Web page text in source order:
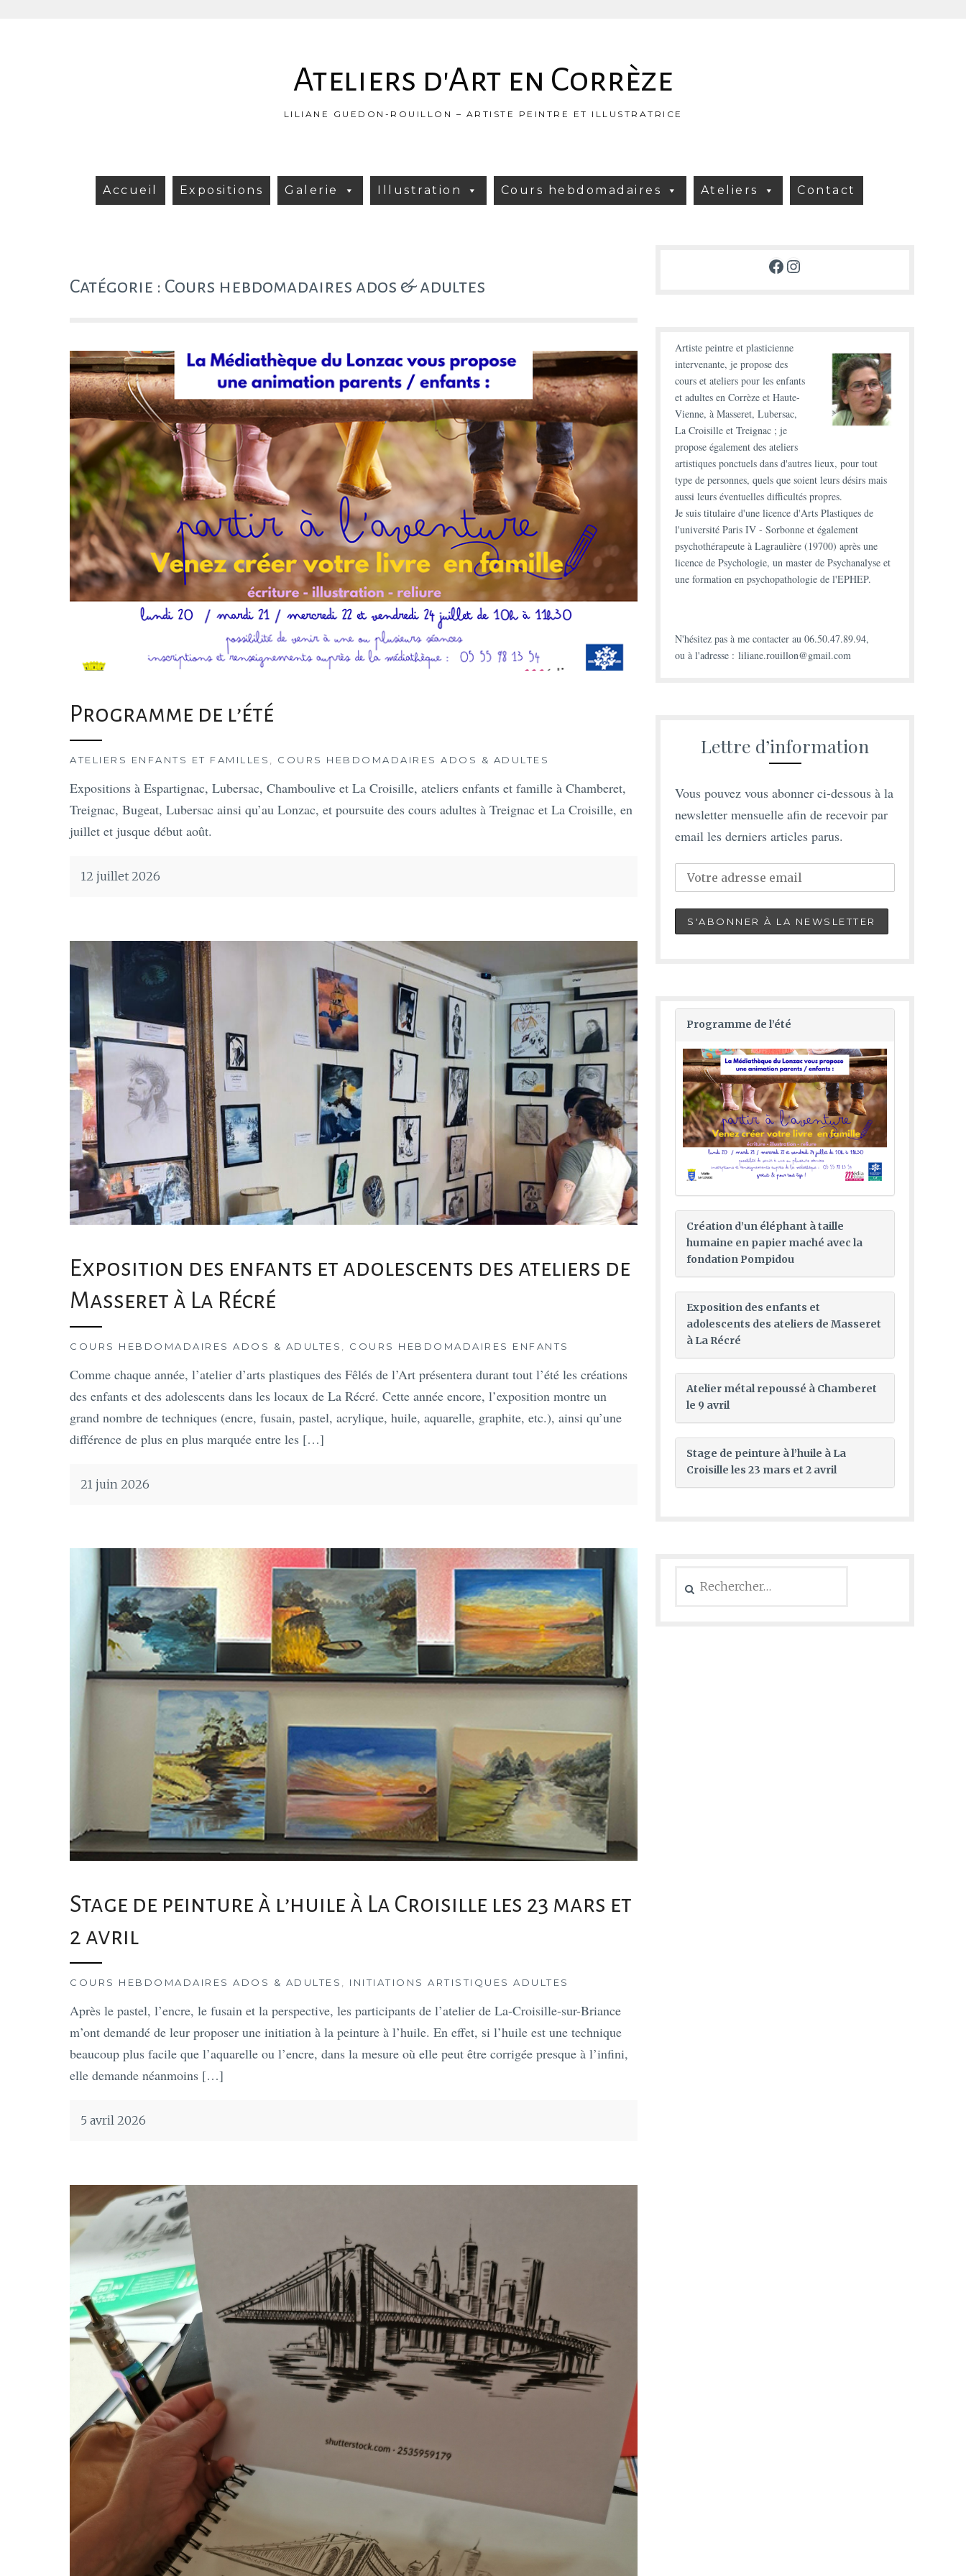
Ateliers d'Art en Corrèze
LILIANE GUEDON-ROUILLON – ARTISTE PEINTRE ET ILLUSTRATRICE
Accueil Expositions Galerie Illustration Cours hebdomadaires Ateliers Contact
Catégorie : Cours hebdomadaires ados & adultes
Programme de l’été
ATELIERS ENFANTS ET FAMILLES COURS HEBDOMADAIRES ADOS & ADULTES
Expositions à Espartignac, Lubersac, Chamboulive et La Croisille, ateliers enfants et famille à Chamberet,
Treignac, Bugeat, Lubersac ainsi qu’au Lonzac, et poursuite des cours adultes à Treignac et La Croisille, en
juillet et jusque début août.
12 juillet 2026
Exposition des enfants et adolescents des ateliers de
Masseret à La Récré
COURS HEBDOMADAIRES ADOS & ADULTES COURS HEBDOMADAIRES ENFANTS
Comme chaque année, l’atelier d’arts plastiques des Fêlés de l’Art présentera durant tout l’été les créations
des enfants et des adolescents dans les locaux de La Récré. Cette année encore, l’exposition montre un
grand nombre de techniques (encre, fusain, pastel, acrylique, huile, aquarelle, graphite, etc.), ainsi qu’une
différence de plus en plus marquée entre les […]
21 juin 2026
Stage de peinture à l’huile à La Croisille les 23 mars et
2 avril
COURS HEBDOMADAIRES ADOS & ADULTES INITIATIONS ARTISTIQUES ADULTES
Après le pastel, l’encre, le fusain et la perspective, les participants de l’atelier de La-Croisille-sur-Briance
m’ont demandé de leur proposer une initiation à la peinture à l’huile. En effet, si l’huile est une technique
beaucoup plus facile que l’aquarelle ou l’encre, dans la mesure où elle peut être corrigée presque à l’infini,
elle demande néanmoins […]
5 avril 2026
Facebook
Instagram
Artiste peintre et plasticienne
intervenante, je propose des
cours et ateliers pour les enfants
et adultes en Corrèze et Haute-
Vienne, à Masseret, Lubersac,
La Croisille et Treignac ; je
propose également des ateliers
artistiques ponctuels dans d'autres lieux, pour tout
type de personnes, quels que soient leurs désirs mais
aussi leurs éventuelles difficultés propres.
Je suis titulaire d'une licence d'Arts Plastiques de
l'université Paris IV - Sorbonne et également
psychothérapeute à Lagraulière (19700) après une
licence de Psychologie, un master de Psychanalyse et
une formation en psychopathologie de l'EPHEP.
N'hésitez pas à me contacter au 06.50.47.89.94,
ou à l'adresse : liliane.rouillon@gmail.com
Lettre d’information
Vous pouvez vous abonner ci-dessous à la
newsletter mensuelle afin de recevoir par
email les derniers articles parus.
Programme de l’été
Création d’un éléphant à taille
humaine en papier maché avec la
fondation Pompidou
Exposition des enfants et
adolescents des ateliers de Masseret
à La Récré
Atelier métal repoussé à Chamberet
le 9 avril
Stage de peinture à l’huile à La
Croisille les 23 mars et 2 avril